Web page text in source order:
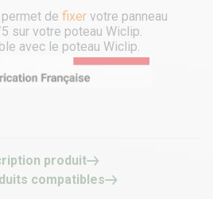
permet de fixer votre panneau
sur votre poteau Wiclip.
avec le poteau Wiclip.
produit
compatibles